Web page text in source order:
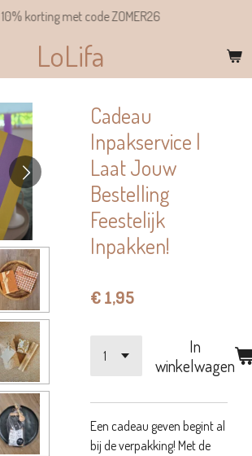
LoLifa
10% korting met code ZOMER26
Cadeau
Inpakservice |
Laat Jouw
Bestelling
Feestelijk
Inpakken!
€ 1,95
In
winkelwagen
Een cadeau geven begint al
bij de verpakking! Met de